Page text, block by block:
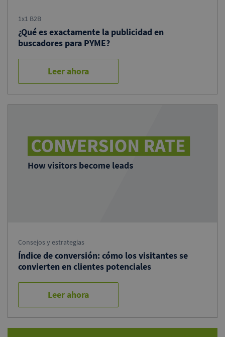
1x1 B2B
¿Qué es exactamente la publicidad en
buscadores para PYME?
Leer ahora
Consejos y estrategias
Índice de conversión: cómo los visitantes se
convierten en clientes potenciales
Leer ahora